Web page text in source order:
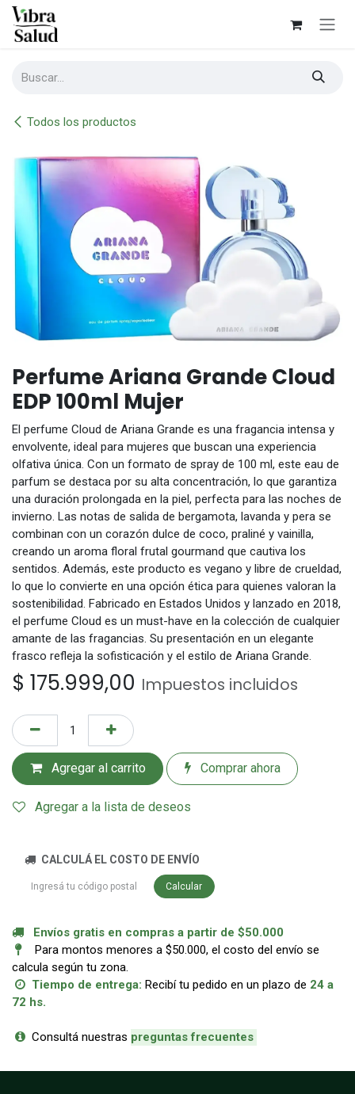
Ir al contenido
Todos los productos
Perfume Ariana Grande Cloud
EDP 100ml Mujer
El perfume Cloud de Ariana Grande es una fragancia intensa y
envolvente, ideal para mujeres que buscan una experiencia
olfativa única. Con un formato de spray de 100 ml, este eau de
parfum se destaca por su alta concentración, lo que garantiza
una duración prolongada en la piel, perfecta para las noches de
invierno. Las notas de salida de bergamota, lavanda y pera se
combinan con un corazón dulce de coco, praliné y vainilla,
creando un aroma floral frutal gourmand que cautiva los
sentidos. Además, este producto es vegano y libre de crueldad,
lo que lo convierte en una opción ética para quienes valoran la
sostenibilidad. Fabricado en Estados Unidos y lanzado en 2018,
el perfume Cloud es un must-have en la colección de cualquier
amante de las fragancias. Su presentación en un elegante
frasco refleja la sofisticación y el estilo de Ariana Grande.
$ 175.999,00 Impuestos incluidos
Agregar al carrito Comprar ahora
Agregar a la lista de deseos
CALCULÁ EL COSTO DE ENVÍO
Calcular
Envíos gratis en compras a partir de $50.000
Para montos menores a $50.000, el costo del envío se
calcula según tu zona.
Tiempo de entrega: Recibí tu pedido en un plazo de 24 a
72 hs.
Consultá nuestras preguntas frecuentes